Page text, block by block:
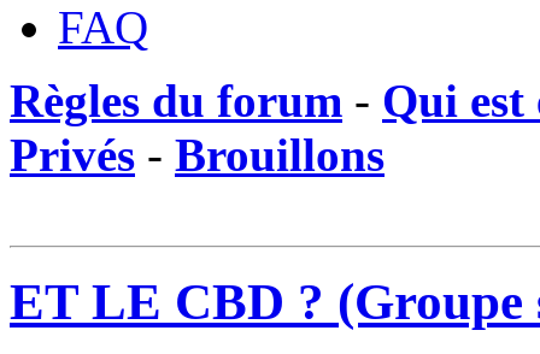
FAQ
Règles du forum - Qui est
Privés - Brouillons
ET LE CBD ? (Groupe